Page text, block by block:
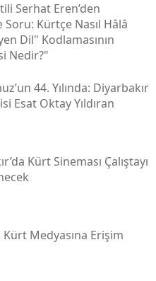
Serhat Eren’den
Kürtçe Nasıl Hâlâ
Dil" Kodlamasının
Nedir?"
44. Yılında: Diyarbakır
Esat Oktay Yıldıran
Kürt Sineması Çalıştayı
Kürt Medyasına Erişim